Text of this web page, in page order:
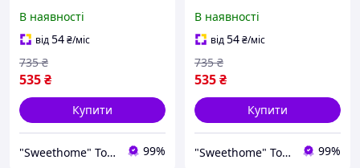
наповнювач синтепон.
Декоративні подушки для
вашого інтер'є
В наявності
від54₴/міс
535₴
735 ₴
Купити
"Sweethome" Товари для дому 99%
наповнювач синтепон.
Декоративні подушки для
вашого інтер'єр
В наявності
від54₴/міс
535₴
735 ₴
Купити
"Sweethome" Товари для дому 99%